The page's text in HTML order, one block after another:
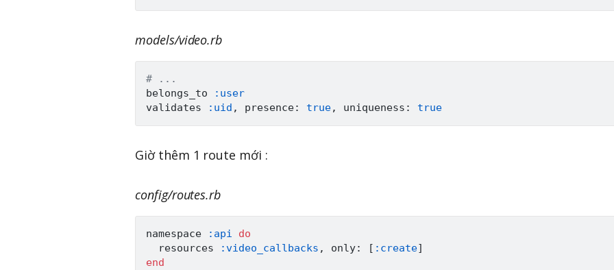
models/video.rb
# ...
belongs_to
:user
validates
:uid , presence: true, uniqueness : true
Giờ thêm 1 route mới :
config/routes.rb
namespace :api
do
  resources
:video_callbacks , only: [ :create]
end